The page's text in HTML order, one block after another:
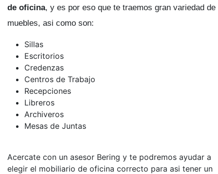
de oficina, y es por eso que te traemos gran variedad de
muebles, asi como son:
Sillas
Escritorios
Credenzas
Centros de Trabajo
Recepciones
Libreros
Archiveros
Mesas de Juntas
Acercate con un asesor Bering y te podremos ayudar a
elegir el mobiliario de oficina correcto para asi tener un